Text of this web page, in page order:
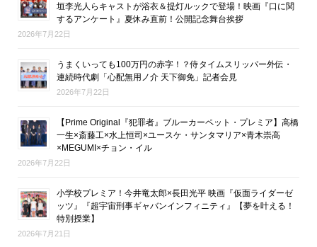
垣李光人らキャストが浴衣＆提灯ルックで登場！映画『口に関
するアンケート』夏休み直前！公開記念舞台挨拶
2026年7月22日
うまくいっても100万円の赤字！？侍タイムスリッパー外伝・
連続時代劇「心配無用ノ介 天下御免」記者会見
2026年7月22日
【Prime Original『犯罪者』ブルーカーペット・プレミア】高橋
一生×斎藤工×水上恒司×ユースケ・サンタマリア×青木崇高
×MEGUMI×チョン・イル
2026年7月22日
小学校プレミア！今井竜太郎×長田光平 映画『仮面ライダーゼ
ッツ』『超宇宙刑事ギャバンインフィニティ』【夢を叶える！
特別授業】
2026年7月21日